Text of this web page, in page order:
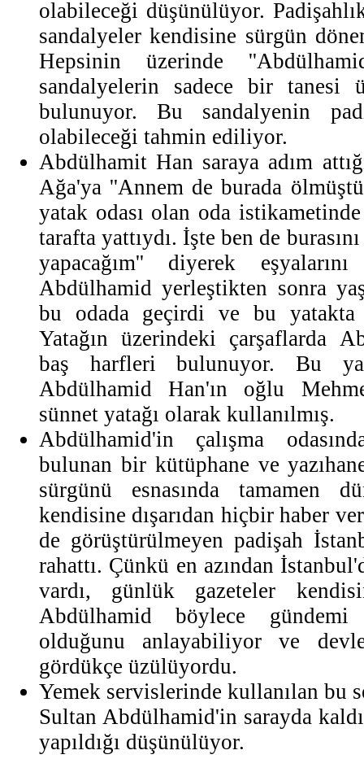
olabileceği düşünülüyor.
sandalyeler kendisine sürgün
Hepsinin üzerinde
sandalyelerin sadece bir tanesi
bulunuyor. Bu sandalyenin
olabileceği tahmin ediliyor.
Abdülhamit Han saraya adım
Ağa'ya ''Annem de burada
yatak odası olan oda
tarafta yattıydı. İşte ben de
yapacağım'' diyerek
Abdülhamid yerleştikten sonra
bu odada geçirdi ve bu
Yatağın üzerindeki çarşaflarda
baş harfleri bulunuyor. Bu
Abdülhamid Han'ın oğlu
sünnet yatağı olarak kullanılmış.
Abdülhamid'in çalışma
bulunan bir kütüphane ve
sürgünü esnasında tamamen
kendisine dışarıdan hiçbir haber
de görüştürülmeyen padişah
rahattı. Çünkü en azından
vardı, günlük gazeteler
Abdülhamid böylece gündemi
olduğunu anlayabiliyor ve
gördükçe üzülüyordu.
Yemek servislerinde kullanılan bu
Sultan Abdülhamid'in sarayda
yapıldığı düşünülüyor.